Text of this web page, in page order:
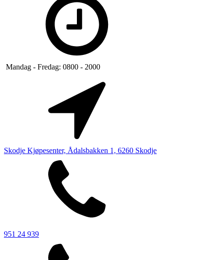
Mandag - Fredag: 0800 - 2000
Skodje Kjøpesenter, Ådalsbakken 1, 6260 Skodje
951 24 939